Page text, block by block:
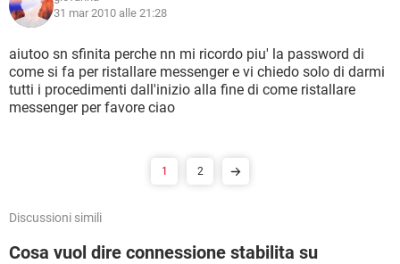
31 mar 2010 alle 21:28
aiutoo sn sfinita perche nn mi ricordo piu' la password di
come si fa per ristallare messenger e vi chiedo solo di darmi
tutti i procedimenti dall'inizio alla fine di come ristallare
messenger per favore ciao
1 2
Discussioni simili
Cosa vuol dire connessione stabilita su